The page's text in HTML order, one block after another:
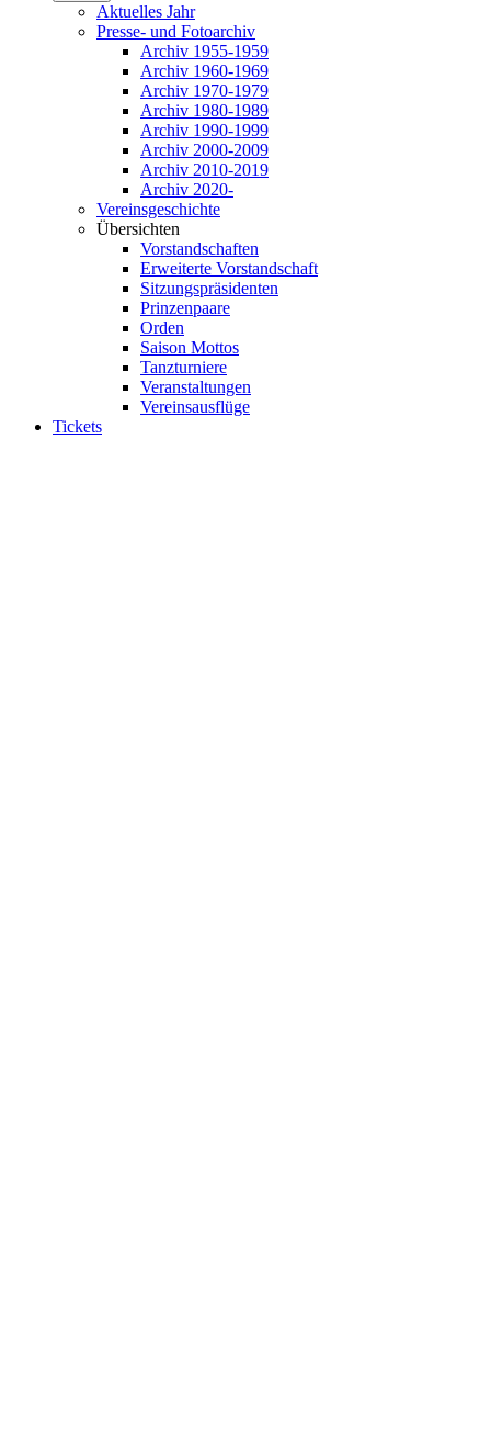
Aktuelles Jahr
Presse- und Fotoarchiv
Archiv 1955-1959
Archiv 1960-1969
Archiv 1970-1979
Archiv 1980-1989
Archiv 1990-1999
Archiv 2000-2009
Archiv 2010-2019
Archiv 2020-
Vereinsgeschichte
Übersichten
Vorstandschaften
Erweiterte Vorstandschaft
Sitzungspräsidenten
Prinzenpaare
Orden
Saison Mottos
Tanzturniere
Veranstaltungen
Vereinsausflüge
Tickets